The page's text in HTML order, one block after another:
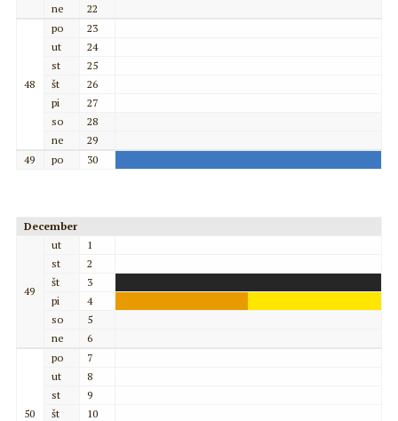
ne
22
48
po
23
ut
24
st
25
št
26
pi
27
so
28
ne
29
49
po 30
December
49
ut
1
st
2
št
3
pi
4
so
5
ne
6
50
po
7
ut
8
st
9
št
10